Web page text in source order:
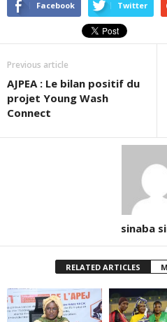
dans dans
nouvelle
fenêtre)
(ouvre
dans
une
nouvelle
fenêtre)
Facebook Twitter
Previous article
AJPEA : Le bilan positif du
projet Young Wash
Connect
sinaba
RELATED ARTICLES